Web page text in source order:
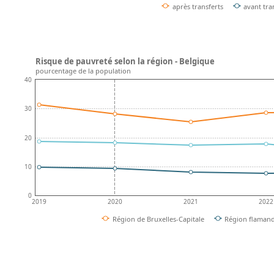
après transferts avant
2019 2020 2021 2022
0
10
20
30
40
Région de Bruxelles-Capitale Région
Risque de pauvreté selon la région - Belgique
pourcentage de la population